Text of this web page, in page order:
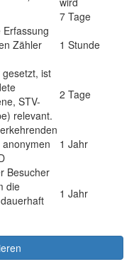
7 Tage
Zähler
1 Stunde
ist
STV-
relevant.
2 Tage
1 Jahr
Besucher
die
1 Jahr